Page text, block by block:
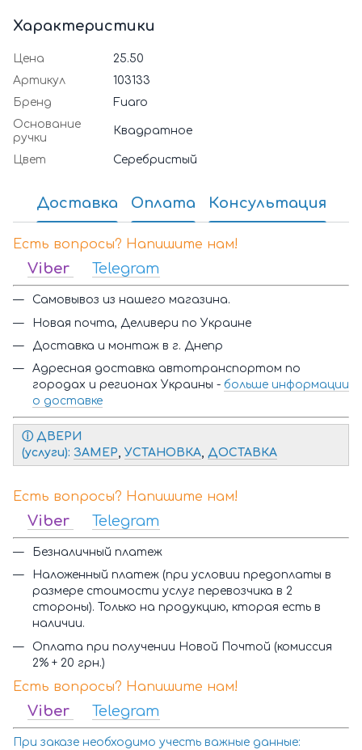
Характеристики
Цена
25.50
Артикул
103133
Бренд
Fuaro
Основание
ручки
Квадратное
Цвет Серебристый
Доставка Оплата Консультация
Есть вопросы? Напишите нам!
Viber Telegram
Самовывоз из нашего магазина.
Новая почта, Деливери по Украине
Доставка и монтаж в г. Днепр
Адресная доставка автотранспортом по
городах и регионах Украины - больше информации
о доставке
ⓘ Д ВЕРИ
(услуги): ЗАМЕР УСТАНОВКА ДОСТАВКА
Есть вопросы? Напишите нам!
Viber Telegram
Безналичный платеж
Наложенный платеж (при условии предоплаты в
размере стоимости услуг перевозчика в 2
стороны). Только на продукцию, кторая есть в
наличии.
Оплата при получении Новой Почтой (комиссия
2% + 20 грн.)
Есть вопросы? Напишите нам!
Viber Telegram
При заказе необходимо учесть важные данные: